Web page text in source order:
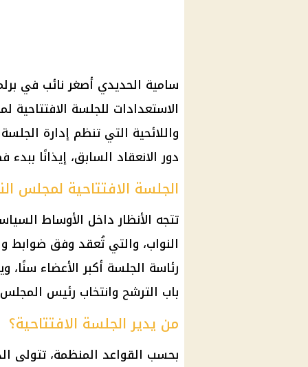
الاستعدادات للجلسة
واللائحية التي تنظم إدارة
دور الانعقاد السابق، إيذانًا
الجلسة الافتتاحية لمجلس
تتجه الأنظار داخل الأوساط
النواب، والتي تُعقد وفق ضوابط
رئاسة الجلسة أكبر الأعضاء
باب الترشح وانتخاب رئيس
من يدير الجلسة الافتتاحية؟
بحسب القواعد المنظمة، تتولى